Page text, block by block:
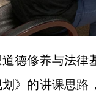
德修养与法律
》的讲课思路